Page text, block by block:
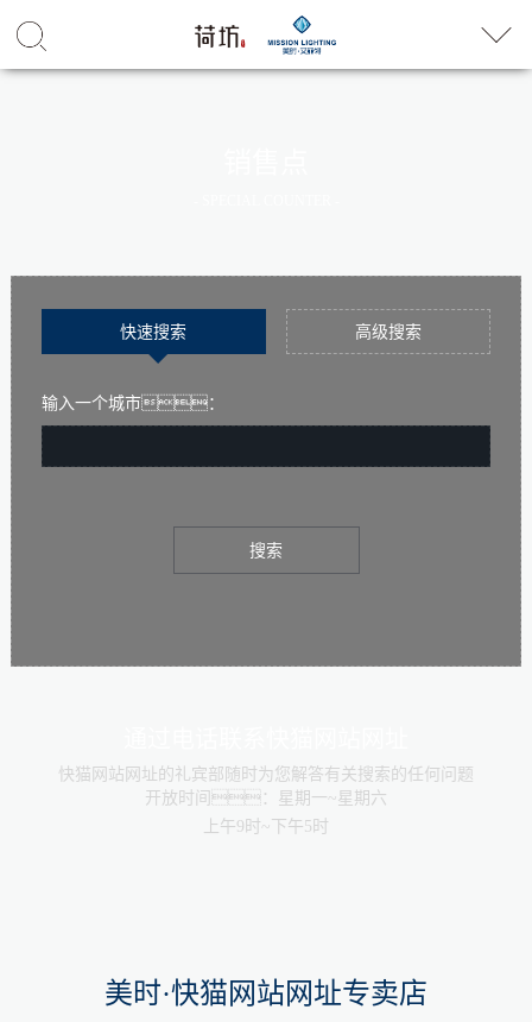
快速搜索 高级搜索
输入一个城市：
搜索
快猫网站网址的礼宾部随时为您解答有关搜索的任何问题
开放时间：星期一~星期六
上午9时~下午5时
美时·快猫网站网址专卖店